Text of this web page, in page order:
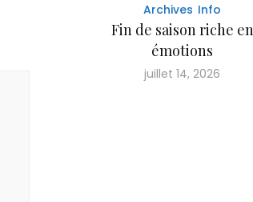
Archives Info
Fin de saison riche en
émotions
juillet 14, 2026